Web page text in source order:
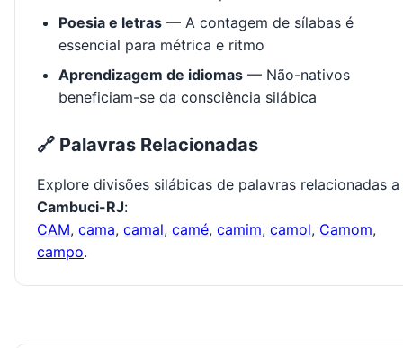
Poesia e letras — A contagem de sílabas é
essencial para métrica e ritmo
Aprendizagem de idiomas — Não-nativos
beneficiam-se da consciência silábica
🔗 Palavras Relacionadas
Explore divisões silábicas de palavras relacionadas a
Cambuci-RJ:
CAM, cama, camal, camé, camim, camol, Camom,
campo.